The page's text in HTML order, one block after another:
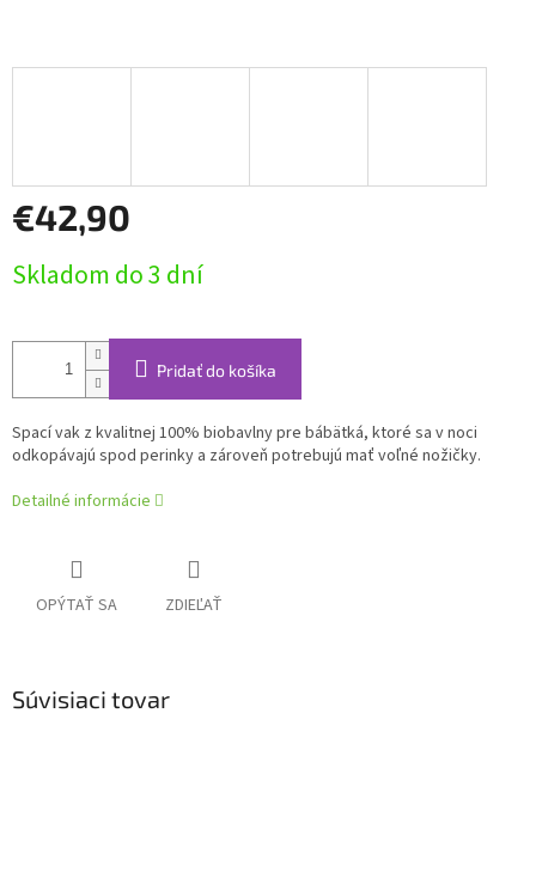
€42,90
cena:
Skladom do 3 dní
Pridať do košíka
Spací vak z kvalitnej 100% biobavlny pre bábätká, ktoré sa v noci
odkopávajú spod perinky a zároveň potrebujú mať voľné nožičky.
Detailné informácie
OPÝTAŤ SA ZDIEĽAŤ
Súvisiaci tovar